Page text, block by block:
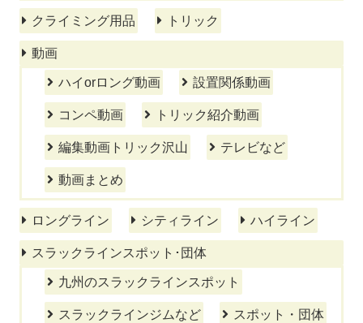
クライミング用品 トリック
動画
ハイorロング動画 設置関係動画
コンペ動画 トリック紹介動画
編集動画トリック沢山 テレビなど
動画まとめ
ロングライン シティライン ハイライン
スラックラインスポット･団体
九州のスラックラインスポット
スラックラインジムなど スポット・団体